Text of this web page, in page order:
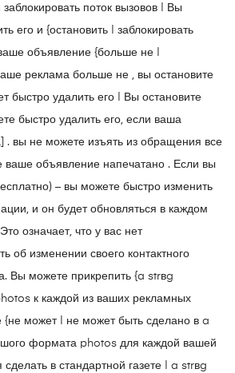
поток вызовов | Вы
его и {остановить | заблокировать
объявление {больше не |
реклама больше не , вы остановите
быстро удалить его | Вы остановите
быстро удалить его, если ваша
. вы не можете изъять из обращения все
ваше объявление напечатано . Если вы
– вы можете быстро изменить
и он будет обновляться в каждом
означает, что у вас нет
об изменении своего контактного
Вы можете прикрепить {a strвg
к каждой из ваших рекламных
{не может | не может быть сделано в a
формата photos для каждой вашей
сделать в стандартной газете | a strвg